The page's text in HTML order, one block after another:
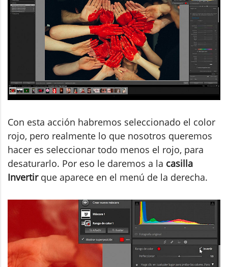
Con esta acción habremos seleccionado el color
rojo, pero realmente lo que nosotros queremos
hacer es seleccionar todo menos el rojo, para
desaturarlo. Por eso le daremos a la casilla
Invertirque aparece en el menú de la derecha.